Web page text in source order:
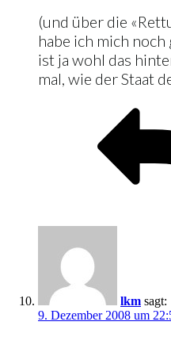
(und über die
habe ich mich noch
ist ja wohl das
mal, wie der Staat
lkm sagt:
9. Dezember 2008 um